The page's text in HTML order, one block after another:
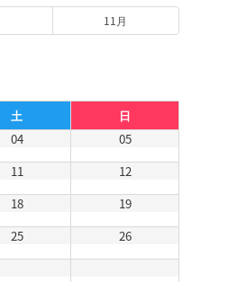
11月
土
日
04
05
11
12
18
19
25
26